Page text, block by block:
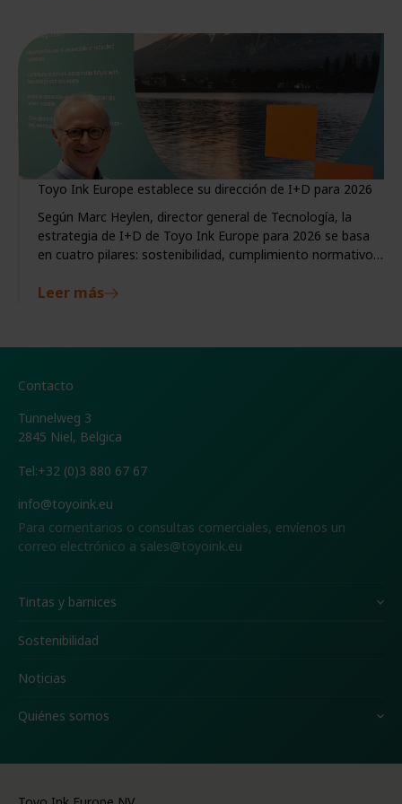
Toyo Ink Europe establece su dirección de I+D para 2026
Según Marc Heylen, director general de Tecnología, la
estrategia de I+D de Toyo Ink Europe para 2026 se basa
en cuatro pilares: sostenibilidad, cumplimiento normativo,
gráfico y estandarización orientada al cliente.
Leer más
Contacto
Tunnelweg 3
2845 Niel, Belgica
Tel:+32 (0)3 880 67 67
info@toyoink.eu
Para comentarios o consultas comerciales, envíenos un
correo electrónico a sales@toyoink.eu
Tintas y barnices
Sostenibilidad
Noticias
Quiénes somos